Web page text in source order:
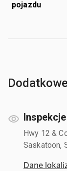
pojazdu
Inspekcje
Hwy 12 &
Saskatoon,
Dane